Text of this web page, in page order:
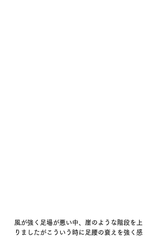
風が強く足場が悪い中、崖のような階段を上
りましたがこういう時に足腰の衰えを強く感